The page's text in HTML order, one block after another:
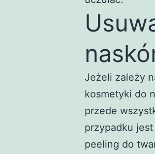
Jeżeli zależy
kosmetyki do
przede
przypadku
peeling do